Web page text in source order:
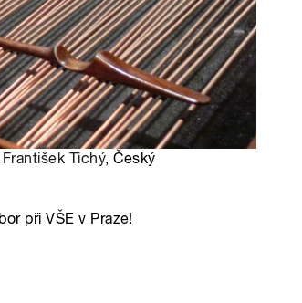
František Tichý, Český
při VŠE v Praze!